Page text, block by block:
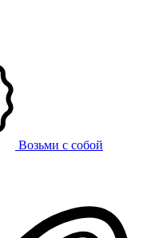
Возьми с собой